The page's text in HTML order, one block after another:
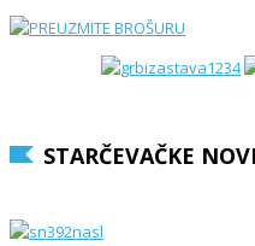
STARČEVAČKE